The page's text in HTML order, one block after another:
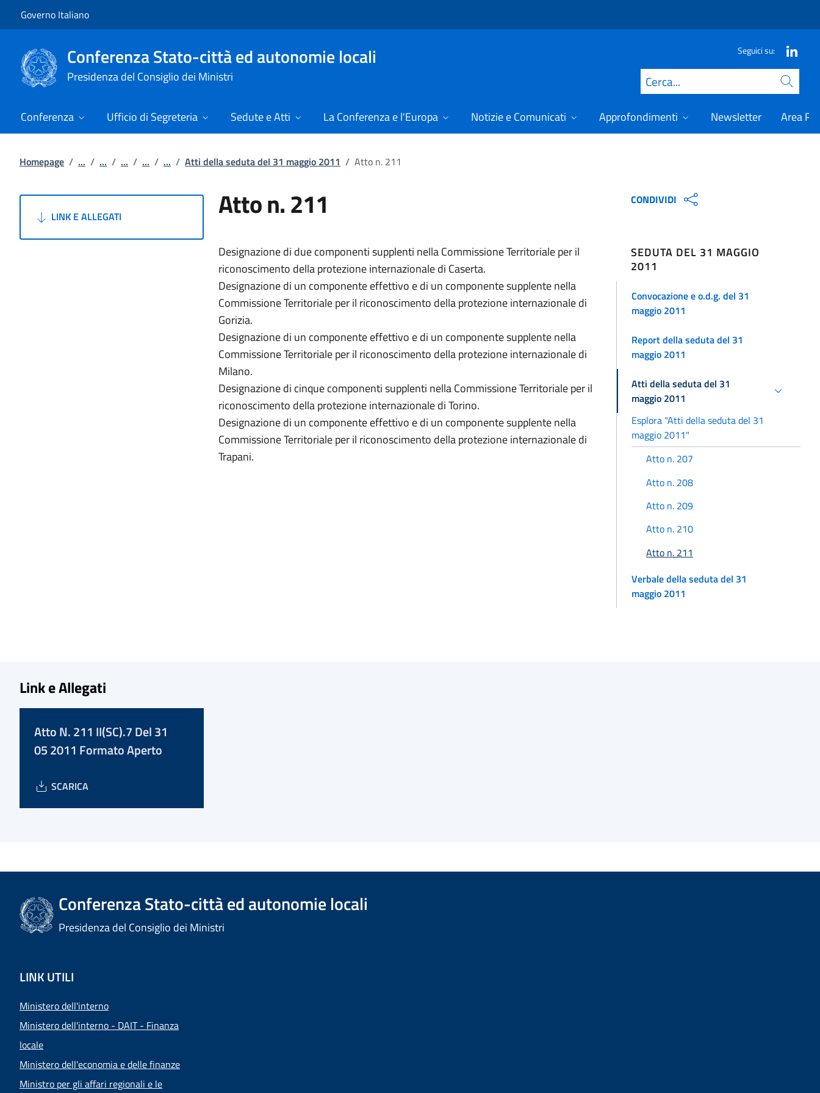
Governo Italiano
Conferenza Stato-città ed autonomie locali
Presidenza del Consiglio dei Ministri
Seguici su:
Cerca
Conferenza Ufficio di Segreteria Sedute e Atti La Conferenza e l'Europa Notizie e Comunicati Approfondimenti Newsletter Area
Homepage / ... / ... / ... / ... / ... / Atti della seduta del 31 maggio 2011 / Atto n. 211
LINK E ALLEGATI Atto n. 211
Designazione di due componenti supplenti nella Commissione Territoriale per il
riconoscimento della protezione internazionale di Caserta.
Designazione di un componente effettivo e di un componente supplente nella
Commissione Territoriale per il riconoscimento della protezione internazionale di
Gorizia.
Designazione di un componente effettivo e di un componente supplente nella
Commissione Territoriale per il riconoscimento della protezione internazionale di
Milano.
Designazione di cinque componenti supplenti nella Commissione Territoriale per il
riconoscimento della protezione internazionale di Torino.
Designazione di un componente effettivo e di un componente supplente nella
Commissione Territoriale per il riconoscimento della protezione internazionale di
Trapani.
CONDIVIDI
SEDUTA DEL 31 MAGGIO
2011
Convocazione e o.d.g. del 31
maggio 2011
Report della seduta del 31
maggio 2011
Atti della seduta del 31
maggio 2011
Esplora "Atti della seduta del 31
maggio 2011"
Atto n. 207
Atto n. 208
Atto n. 209
Atto n. 210
Atto n. 211
Verbale della seduta del 31
maggio 2011
Link e Allegati
Atto N. 211 II(SC).7 Del 31
05 2011 Formato Aperto
SCARICA
Conferenza Stato-città ed autonomie locali
Presidenza del Consiglio dei Ministri
LINK UTILI
Ministero dell'interno
Ministero dell'interno - DAIT - Finanza
locale
Ministero dell'economia e delle finanze
Ministro per gli affari regionali e le